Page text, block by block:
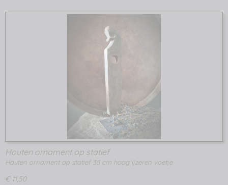
Houten ornament op statief
Houten ornament op statief 35 cm hoog Ijzeren voetje
€ 11,50